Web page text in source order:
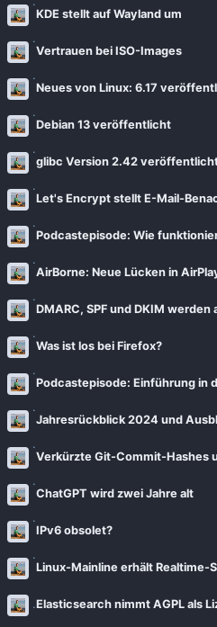
CANOX.NET
Do-FOSS
Intux
ITrig
Koflers Blog
Linux Guides
Linux Umsteiger Kanal
My-IT-Brain
VNotes
GNU/Linux.ch
Golem.de
Heise Open Source
Linux-Magazin
LinuxCommunity
Linuxnews.de
MichlFranken
OSB Alliance
Pro-Linux News
KDE stellt auf Wayland um
Vertrauen bei ISO-Images
Debian 13 veröffentlicht
glibc Version 2.42
Let's Encrypt stellt E-Mail-
Podcastepisode: Wie
AirBorne: Neue Lücken in
Was ist los bei Firefox?
Jahresrückblick 2024 und
Verkürzte Git-Commit-Hashes
ChatGPT wird zwei Jahre alt
IPv6 obsolet?
Linux-Mainline erhält Realtime-
Elasticsearch nimmt AGPL als